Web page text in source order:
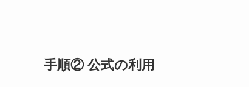
手順② 公式の利用